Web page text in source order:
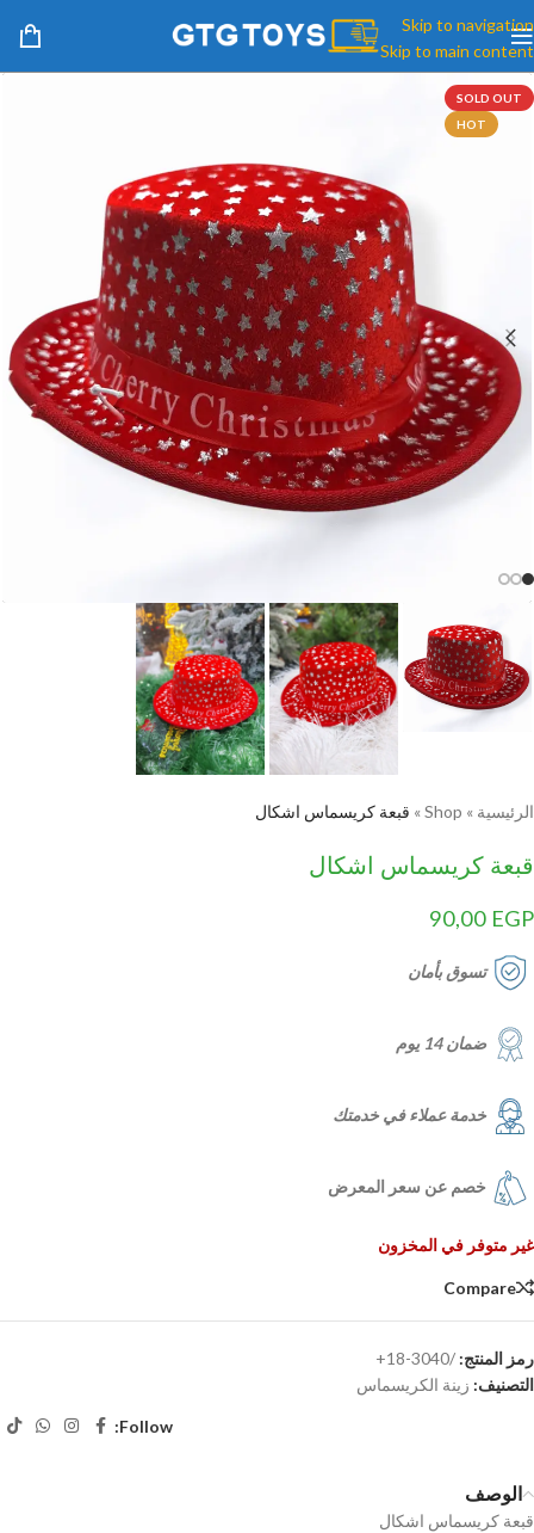
Skip to navigation
Skip to main content
SOLD OUT
HOT
الرئيسية »
Shop
» قبعة كريسماس اشكال
قبعة كريسماس اشكال
90,00 EGP
تسوق بأمان
ضمان 14 يوم
خدمة عملاء في خدمتك
خصم عن سعر المعرض
غير متوفر في المخزون
Compare
رمز المنتج: /3040-18+
التصنيف: زينة الكريسماس
Follow:
الوصف
قبعة كريسماس اشكال